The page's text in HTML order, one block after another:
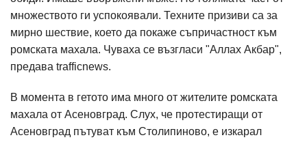
множеството ги успокоявали. Техните призиви са за
мирно шествие, което да покаже съпричастност към
ромската махала. Чуваха се възгласи "Аллах Акбар",
предава trafficnews.
В момента в гетото има много от жителите ромската
махала от Асеновград. Слух, че протестиращи от
Асеновград пътуват към Столипиново, е изкарал